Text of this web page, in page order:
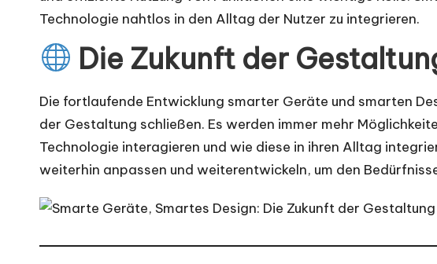
Technologie nahtlos in den Alltag der Nutzer zu integrieren.
Die Zukunft der
Die fortlaufende Entwicklung smarter Geräte und smarten
der Gestaltung schließen. Es werden immer mehr
Technologie interagieren und wie diese in ihren Alltag
weiterhin anpassen und weiterentwickeln, um den